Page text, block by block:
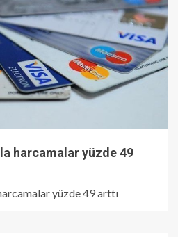
harcamalar yüzde 49
yüzde 49 arttı